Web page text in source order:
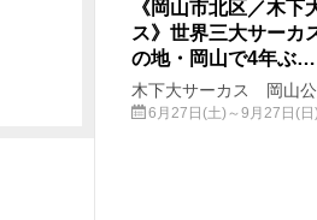
《岡山市北区／木下
ス》世界三大サーカ
の地・岡山で4年ぶ…
木下大サーカス 岡山
6月27日(土)～9月27日(日)